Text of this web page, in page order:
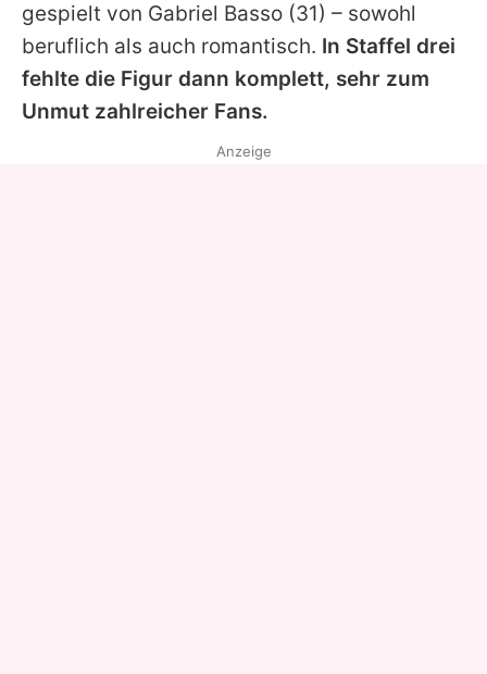
Redaktionelle Richtlinien
Impressum
Datenschutzerklärung
Nutzungsbedingungen
gespielt von Gabriel Basso (31) – sowohl
beruflich als auch romantisch. In Staffel drei
fehlte die Figur dann komplett, sehr zum
Unmut zahlreicher Fans.
Anzeige